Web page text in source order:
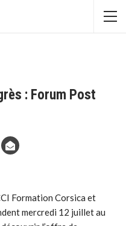
: Forum Post
Formation Corsica et
mercredi 12 juillet au